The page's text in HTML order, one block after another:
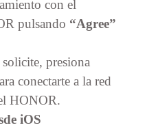
con el
pulsando “Agree”
presiona
conectarte a la red
HONOR.
iOS